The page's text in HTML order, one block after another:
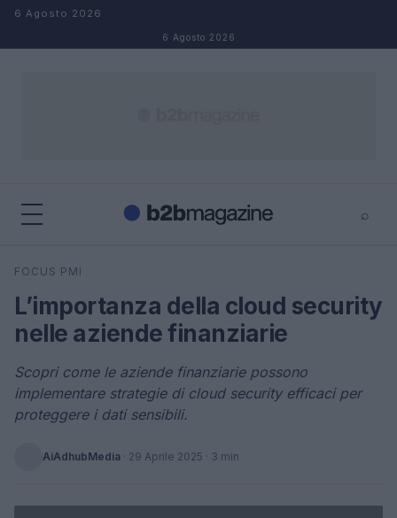
Salta al contenuto
6 Agosto 2026
6 Agosto 2026
⌕
Cerca
FOCUS PMI
L’importanza della cloud security
nelle aziende finanziarie
Scopri come le aziende finanziarie possono
implementare strategie di cloud security efficaci per
proteggere i dati sensibili.
AiAdhubMedia · 29 Aprile 2025 · 3 min